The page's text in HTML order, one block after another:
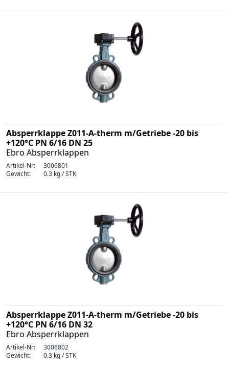
Absperrklappe Z011-A-therm m/Getriebe -20 bis
+120°C PN 6/16 DN 25
Ebro Absperrklappen
Artikel-Nr:
3006801
Gewicht:
0.3 kg / STK
Absperrklappe Z011-A-therm m/Getriebe -20 bis
+120°C PN 6/16 DN 32
Ebro Absperrklappen
Artikel-Nr:
3006802
Gewicht:
0.3 kg / STK